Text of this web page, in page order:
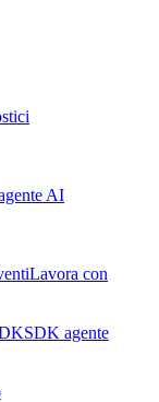
AI
Lavora con
SDK agente